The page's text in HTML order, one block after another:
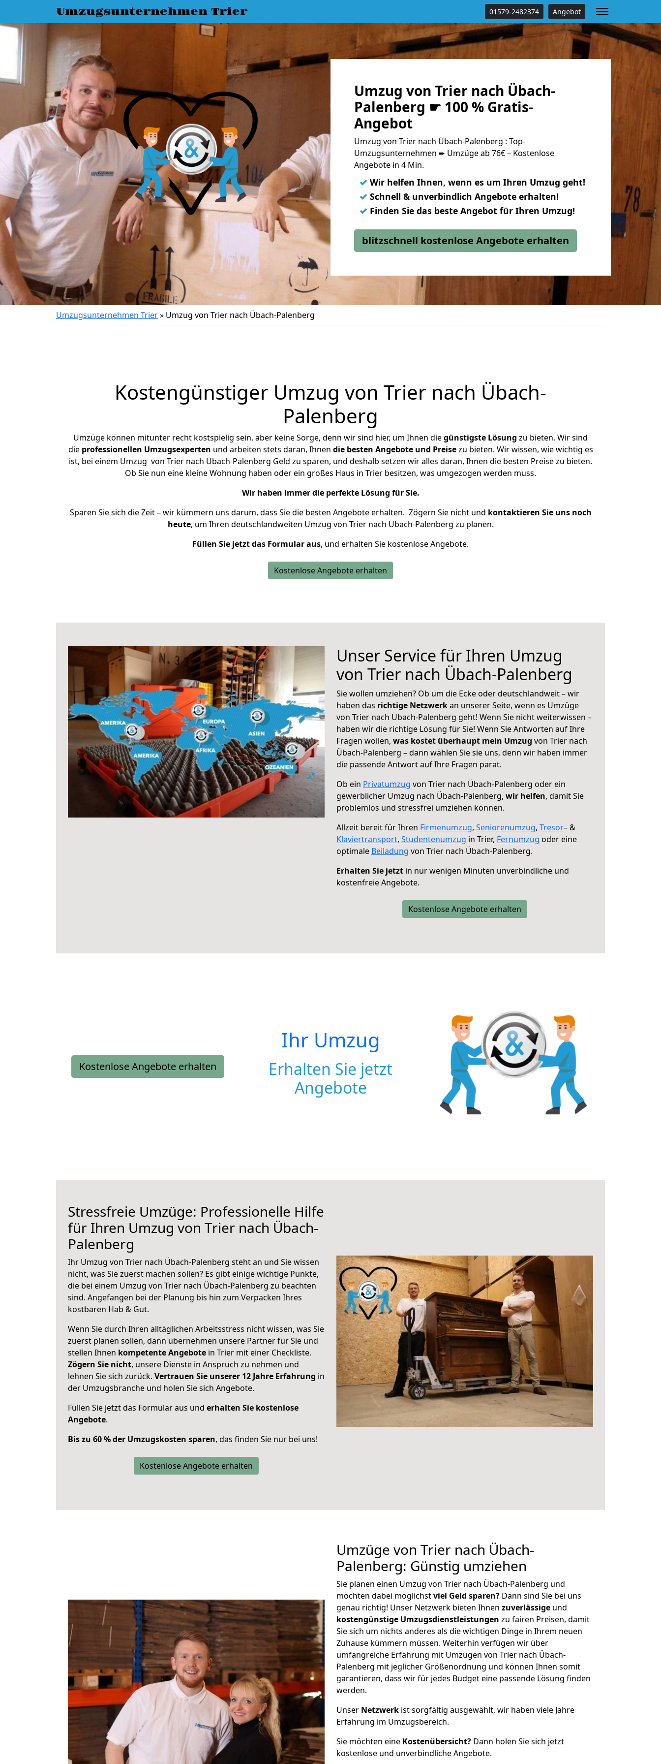
Umzugsunternehmen Trier 01579-2482374 Angebot
Umzug von Trier nach Übach-
Palenberg ☛ 100 % Gratis-
Angebot
Umzug von Trier nach Übach-Palenberg : Top-
Umzugsunternehmen ➨ Umzüge ab 76€ – Kostenlose
Angebote in 4 Min.
✓ Wir helfen Ihnen, wenn es um Ihren Umzug geht!
✓ Schnell & unverbindlich Angebote erhalten!
✓ Finden Sie das beste Angebot für Ihren Umzug!
blitzschnell kostenlose Angebote erhalten
Umzugsunternehmen Trier» Umzug von Trier nach Übach-Palenberg
Kostengünstiger Umzug von Trier nach Übach-
Palenberg
Umzüge können mitunter recht kostspielig sein, aber keine Sorge, denn wir sind hier, um Ihnen diegünstigste Lösung zu bieten. Wir sind
die professionellen Umzugsexperten und arbeiten stets daran, Ihnen die besten Angebote und Preisezu bieten. Wir wissen, wie wichtig es
ist, bei einem Umzug von Trier nach Übach-Palenberg Geld zu sparen, und deshalb setzen wir alles daran, Ihnen die besten Preise zu bieten.
Ob Sie nun eine kleine Wohnung haben oder ein großes Haus in Trier besitzen, was umgezogen werden muss.
Wir haben immer die perfekte Lösung für Sie.
Sparen Sie sich die Zeit – wir kümmern uns darum, dass Sie die besten Angebote erhalten. Zögern Sie nicht und kontaktieren Sie uns noch
heute, um Ihren deutschlandweiten Umzug von Trier nach Übach-Palenberg zu planen.
Füllen Sie jetzt das Formular aus, und erhalten Sie kostenlose Angebote.
Kostenlose Angebote erhalten
Unser Service für Ihren Umzug
von Trier nach Übach-Palenberg
Sie wollen umziehen? Ob um die Ecke oder deutschlandweit – wir
haben das richtige Netzwerkan unserer Seite, wenn es Umzüge
von Trier nach Übach-Palenberg geht! Wenn Sie nicht weiterwissen –
haben wir die richtige Lösung für Sie! Wenn Sie Antworten auf Ihre
Fragen wollen, was kostet überhaupt mein Umzug von Trier nach
Übach-Palenberg – dann wählen Sie sie uns, denn wir haben immer
die passende Antwort auf Ihre Fragen parat.
Ob ein Privatumzug von Trier nach Übach-Palenberg oder ein
gewerblicher Umzug nach Übach-Palenberg, wir helfen, damit Sie
problemlos und stressfrei umziehen können.
Allzeit bereit für Ihren Firmenumzug, Seniorenumzug, Tresor– &
Klaviertransport, Studentenumzug in Trier, Fernumzug oder eine
optimale Beiladung von Trier nach Übach-Palenberg.
Erhalten Sie jetzt in nur wenigen Minuten unverbindliche und
kostenfreie Angebote.
Kostenlose Angebote erhalten
Kostenlose Angebote erhalten
Ihr Umzug
Erhalten Sie jetzt
Angebote
Stressfreie Umzüge: Professionelle Hilfe
für Ihren Umzug von Trier nach Übach-
Palenberg
Ihr Umzug von Trier nach Übach-Palenberg steht an und Sie wissen
nicht, was Sie zuerst machen sollen? Es gibt einige wichtige Punkte,
die bei einem Umzug von Trier nach Übach-Palenberg zu beachten
sind. Angefangen bei der Planung bis hin zum Verpacken Ihres
kostbaren Hab & Gut.
Wenn Sie durch Ihren alltäglichen Arbeitsstress nicht wissen, was Sie
zuerst planen sollen, dann übernehmen unsere Partner für Sie und
stellen Ihnen kompetente Angebote in Trier mit einer Checkliste.
Zögern Sie nicht, unsere Dienste in Anspruch zu nehmen und
lehnen Sie sich zurück. Vertrauen Sie unserer 12 Jahre Erfahrung in
der Umzugsbranche und holen Sie sich Angebote.
Füllen Sie jetzt das Formular aus und erhalten Sie kostenlose
Angebote.
Bis zu 60 % der Umzugskosten sparen, das finden Sie nur bei uns!
Kostenlose Angebote erhalten
Umzüge von Trier nach Übach-
Palenberg: Günstig umziehen
Sie planen einen Umzug von Trier nach Übach-Palenberg und
möchten dabei möglichstviel Geld sparen? Dann sind Sie bei uns
genau richtig! Unser Netzwerk bieten Ihnen zuverlässige und
kostengünstige Umzugsdienstleistungen zu fairen Preisen, damit
Sie sich um nichts anderes als die wichtigen Dinge in Ihrem neuen
Zuhause kümmern müssen. Weiterhin verfügen wir über
umfangreiche Erfahrung mit Umzügen von Trier nach Übach-
Palenberg mit jeglicher Größenordnung und können Ihnen somit
garantieren, dass wir für jedes Budget eine passende Lösung finden
werden.
Unser Netzwerk ist sorgfältig ausgewählt, wir haben viele Jahre
Erfahrung im Umzugsbereich.
Sie möchten eine Kostenübersicht? Dann holen Sie sich jetzt
kostenlose und unverbindliche Angebote.